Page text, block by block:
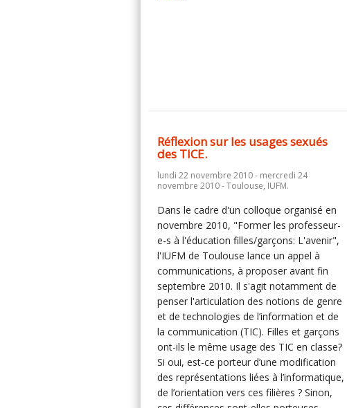
Réflexion sur les usages sexués
des TICE.
lundi 22 novembre 2010 - mercredi 24
novembre 2010 - Toulouse, IUFM.
Dans le cadre d'un colloque organisé en
novembre 2010, "Former les professeur-
e-s à l'éducation filles/garçons: L'avenir",
l'IUFM de Toulouse lance un appel à
communications, à proposer avant fin
septembre 2010. Il s'agit notamment de
penser l'articulation des notions de genre
et de technologies de l’information et de
la communication (TIC). Filles et garçons
ont-ils le même usage des TIC en classe?
Si oui, est-ce porteur d’une modification
des représentations liées à l’informatique,
de l’orientation vers ces filières ? Sinon,